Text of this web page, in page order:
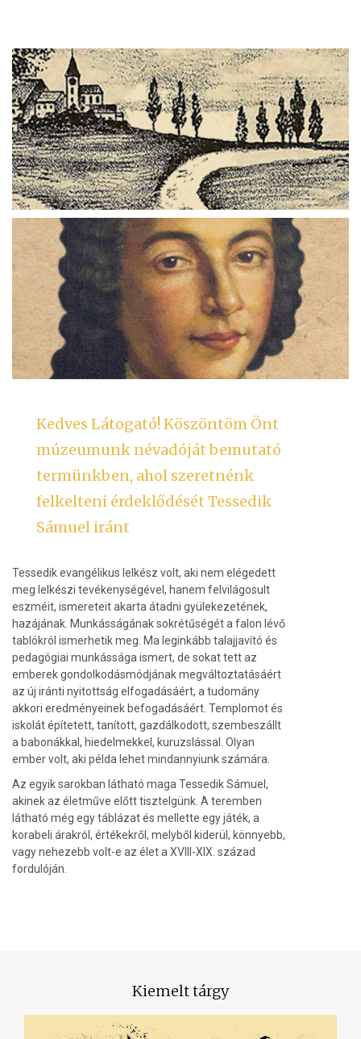
Kedves Látogató! Köszöntöm Önt
múzeumunk névadóját bemutató
termünkben, ahol szeretnénk
felkelteni érdeklődését Tessedik
Sámuel iránt
Tessedik evangélikus lelkész volt, aki nem elégedett
meg lelkészi tevékenységével, hanem felvilágosult
eszméit, ismereteit akarta átadni gyülekezetének,
hazájának. Munkásságának sokrétűségét a falon lévő
tablókról ismerhetik meg. Ma leginkább talajjavító és
pedagógiai munkássága ismert, de sokat tett az
emberek gondolkodásmódjának megváltoztatásáért
az új iránti nyitottság elfogadásáért, a tudomány
akkori eredményeinek befogadásáért. Templomot és
iskolát építetett, tanított, gazdálkodott, szembeszállt
a babonákkal, hiedelmekkel, kuruzslással. Olyan
ember volt, aki példa lehet mindannyiunk számára.
Az egyik sarokban látható maga Tessedik Sámuel,
akinek az életműve előtt tisztelgünk. A teremben
látható még egy táblázat és mellette egy játék, a
korabeli árakról, értékekről, melyből kiderül, könnyebb,
vagy nehezebb volt-e az élet a XVIII-XIX. század
fordulóján.
Kiemelt tárgy